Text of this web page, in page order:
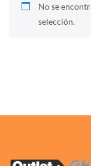
No se
selección.